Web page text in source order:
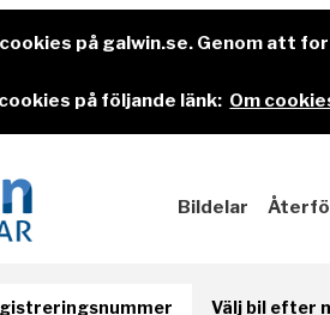
på galwin.se. Genom att
på följande länk: Om
Bildelar
Välj bil efter